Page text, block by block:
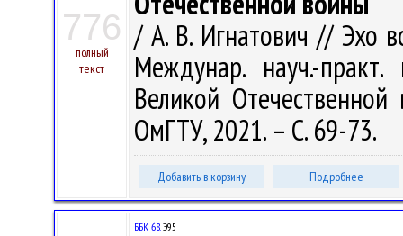
776
полный
текст
/ А. В. Игнатович // Эхо
Междунар. науч.-
Великой
ОмГТУ, 2021. – С. 69-73.
Добавить в корзину Подробнее
ББК 68.Э95